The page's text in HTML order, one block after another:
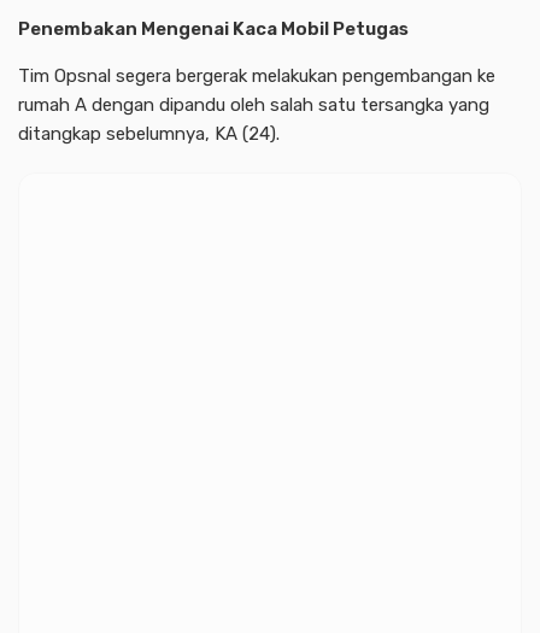
Penembakan Mengenai Kaca Mobil Petugas
Tim Opsnal segera bergerak melakukan pengembangan ke
rumah A dengan dipandu oleh salah satu tersangka yang
ditangkap sebelumnya, KA (24).